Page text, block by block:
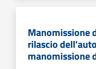
Manomissione
rilascio
manomissione